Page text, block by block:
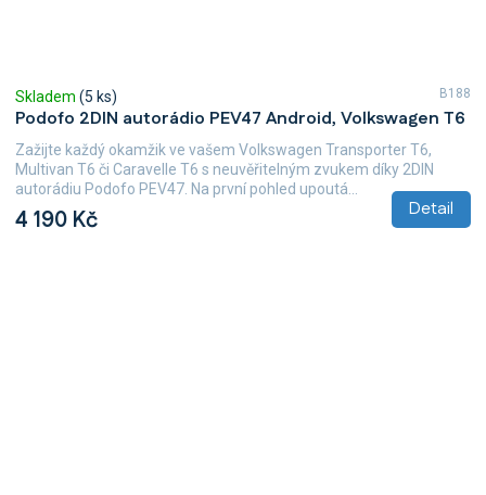
Podofo 2DIN autorádio PEV47 Android, Volkswagen T6
Skladem (5 ks)
4 190 Kč Detail
Zažijte každý okamžik ve vašem Volkswagen Transporter T6,
Multivan T6 či Caravelle T6 s neuvěřitelným zvukem díky 2DIN
autorádiu Podofo PEV47. Na první pohled upoutá...
B188